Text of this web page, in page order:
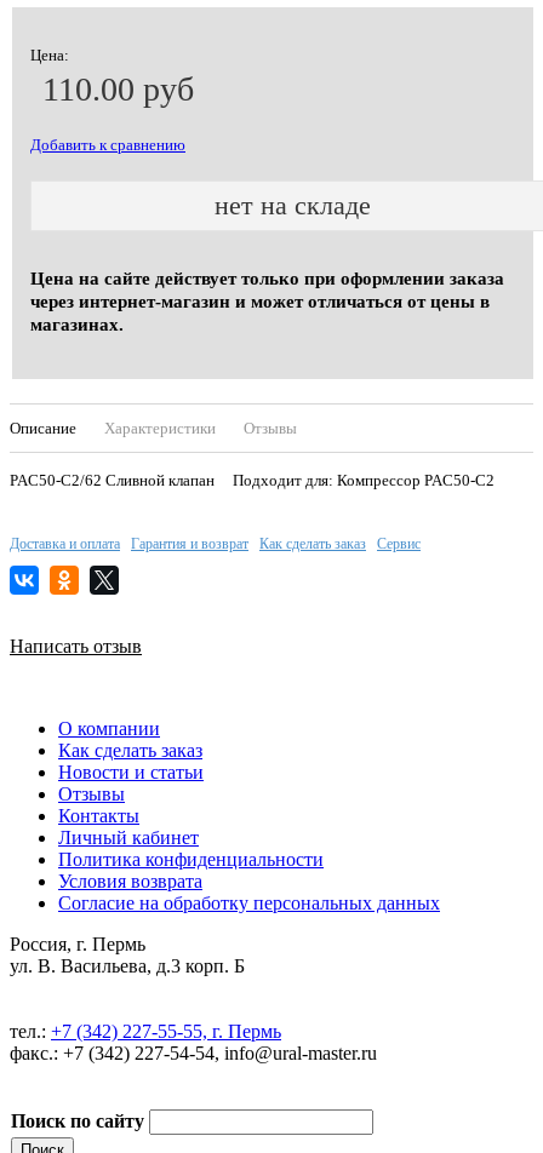
Цена:
110.00 руб
Добавить к сравнению
нет на складе
Цена на сайте действует только при оформлении заказа
через интернет-магазин и может отличаться от цены в
магазинах.
Описание Характеристики Отзывы
PAC50-C2/62 Сливной клапан Подходит для: Компрессор PAC50-C2
Доставка и оплата Гарантия и возврат Как сделать заказ Сервис
Написать отзыв
О компании
Как сделать заказ
Новости и статьи
Отзывы
Контакты
Личный кабинет
Политика конфиденциальности
Условия возврата
Согласие на обработку персональных данных
Россия, г. Пермь
ул. В. Васильева, д.3 корп. Б
тел.: +7 (342) 227-55-55, г. Пермь
факс.: +7 (342) 227-54-54, info@ural-master.ru
Поиск по сайту